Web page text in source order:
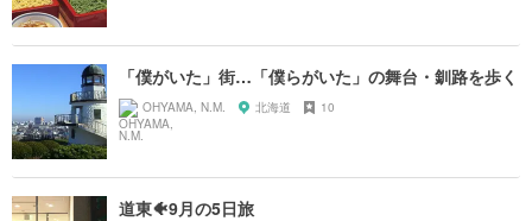
「僕がいた」街…「僕らがいた」の舞台・釧路を歩く
OHYAMA, N.M. 北海道 10
道東🐠9月の5日旅